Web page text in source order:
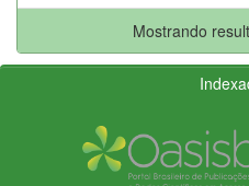
Mostrando